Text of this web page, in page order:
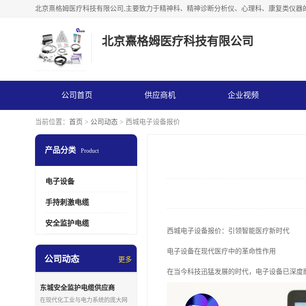
北京熹格姆医疗科技有限公司
公司首页 供应商机 企业视频
当前位置： 首页 > 公司动态 > 西城电子设备报价
产品分类 Product
电子设备
手持刺激电缆
安全监护电缆
公司动态 更多
东城安全监护电缆供应商
在现代化工业与电力系统的庞大网
西城电子设备报价：引领智能医疗新时代
电子设备在现代医疗中的革命性作用
在当今科技迅猛发展的时代，电子设备已深度